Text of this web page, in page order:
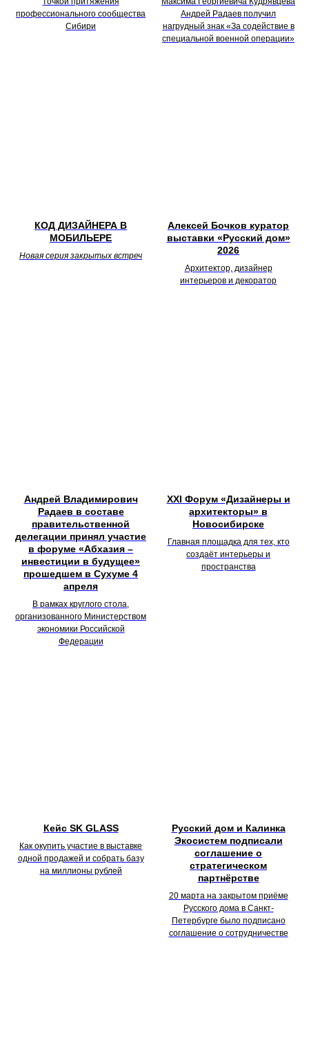
профессионального сообщества
Сибири
Андрей Радаев получил
нагрудный знак «За содействие в
специальной военной операции»
КОД ДИЗАЙНЕРА В
МОБИЛЬЕРЕ
Новая серия закрытых встреч
Алексей Бочков куратор
выставки «Русский дом»
2026
Архитектор, дизайнер
интерьеров и декоратор
Андрей Владимирович
Радаев в составе
правительственной
делегации принял участие
в форуме «Абхазия –
инвестиции в будущее»
прошедшем в Сухуме 4
апреля
В рамках круглого стола,
организованного Министерством
экономики Российской
Федерации
XXI Форум «Дизайнеры и
архитекторы» в
Новосибирске
Главная площадка для тех, кто
создаёт интерьеры и
пространства
Кейс SK GLASS
Как окупить участие в выставке
одной продажей и собрать базу
на миллионы рублей
Русский дом и Калинка
Экосистем подписали
соглашение о
стратегическом
партнёрстве
20 марта на закрытом приёме
Русского дома в Санкт-
Петербурге было подписано
соглашение о сотрудничестве